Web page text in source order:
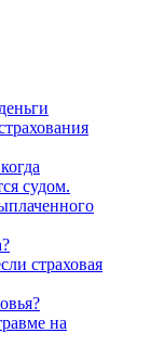
судом.
страховая
на